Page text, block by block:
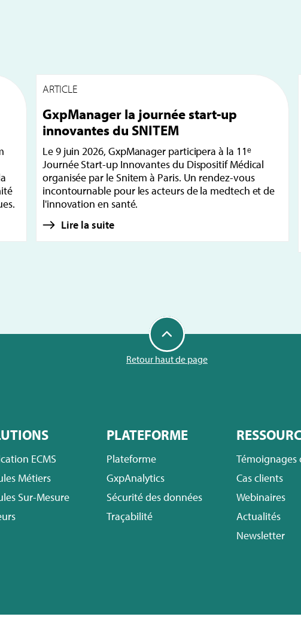
ARTICLE
GxpManager la journée start-up
innovantes du SNITEM
Le 9 juin 2026, GxpManager participera à la 11ᵉ
Journée Start-up Innovantes du Dispositif Médical
organisée par le Snitem à Paris. Un rendez-vous
incontournable pour les acteurs de la medtech et de
l'innovation en santé.
Lire la suite
Retour haut de page
ECMS
Métiers
Sur-Mesure
PLATEFORME
Plateforme
GxpAnalytics
Sécurité des données
Traçabilité
Témoignages
Cas clients
Webinaires
Actualités
Newsletter